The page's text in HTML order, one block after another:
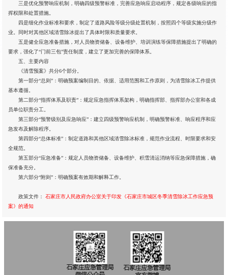
三是优化预警响应机制，明确四级预警标准，完善应急响应启动程序，规定各级响应的指
挥权限和处置措施。
四是细化作业标准和要求，制定了道路风险等级分级处置机制，按照四个等级实施分级作
业。同时对其他区域清雪除冰提出了具体时限和质量要求。
五是健全应急准备措施，对人员物资储备、设备维护、培训演练等保障措施提出了明确的
要求，强化了“门前三包”责任制度，建立了更加完善的保障体系。
五、主要内容
《清雪预案》共分6个部分。
第一部分“总则”：明确预案编制目的、依据、适用范围和工作原则，为清雪除冰工作提供
基本遵循。
第二部分“指挥体系及职责”：规定应急指挥体系架构，明确指挥部、指挥部办公室和各成
员单位职责分工。
第三部分“预警级别及应急响应”：建立四级预警响应机制，明确预警标准、响应程序和应
急发布及解除程序。
第四部分“总体标准”：制定道路和其他区域清雪除冰标准，规范作业流程、时限要求和安
全规范。
第五部分“应急准备”：规定人员物资储备、设备维护、积雪清运消纳等应急保障措施，确
保准备充分。
第六部分“附则”：明确预案有效期和解释工作。
政策文件：
石家庄市人民政府办公室关于印发《石家庄市城区冬季清雪除冰工作应急预
案》的通知